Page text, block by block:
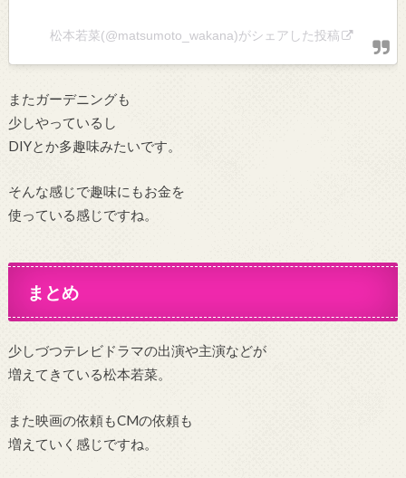
松本若菜(@matsumoto_wakana)がシェアした投稿
またガーデニングも
少しやっているし
DIYとか多趣味みたいです。
そんな感じで趣味にもお金を
使っている感じですね。
まとめ
少しづつテレビドラマの出演や主演などが
増えてきている松本若菜。
また映画の依頼もCMの依頼も
増えていく感じですね。